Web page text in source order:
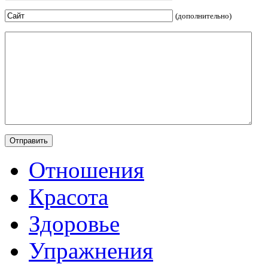
(дополнительно)
Отношения
Красота
Здоровье
Упражнения